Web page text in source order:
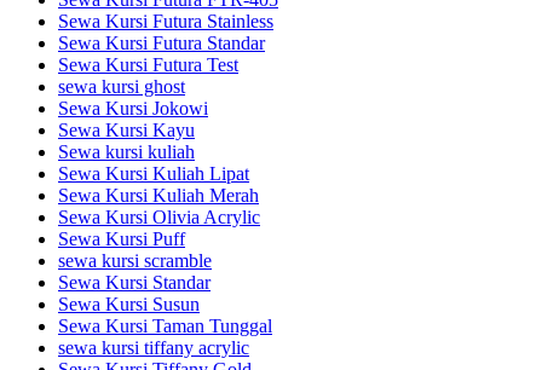
Sewa Kursi Futura Stainless
Sewa Kursi Futura Standar
Sewa Kursi Futura Test
sewa kursi ghost
Sewa Kursi Jokowi
Sewa Kursi Kayu
Sewa kursi kuliah
Sewa Kursi Kuliah Lipat
Sewa Kursi Kuliah Merah
Sewa Kursi Olivia Acrylic
Sewa Kursi Puff
sewa kursi scramble
Sewa Kursi Standar
Sewa Kursi Susun
Sewa Kursi Taman Tunggal
sewa kursi tiffany acrylic